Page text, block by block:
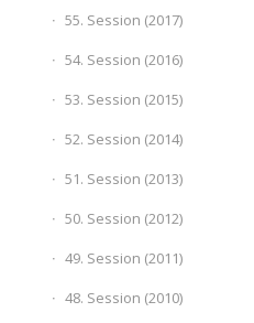
55. Session (2017)
54. Session (2016)
53. Session (2015)
52. Session (2014)
51. Session (2013)
50. Session (2012)
49. Session (2011)
48. Session (2010)